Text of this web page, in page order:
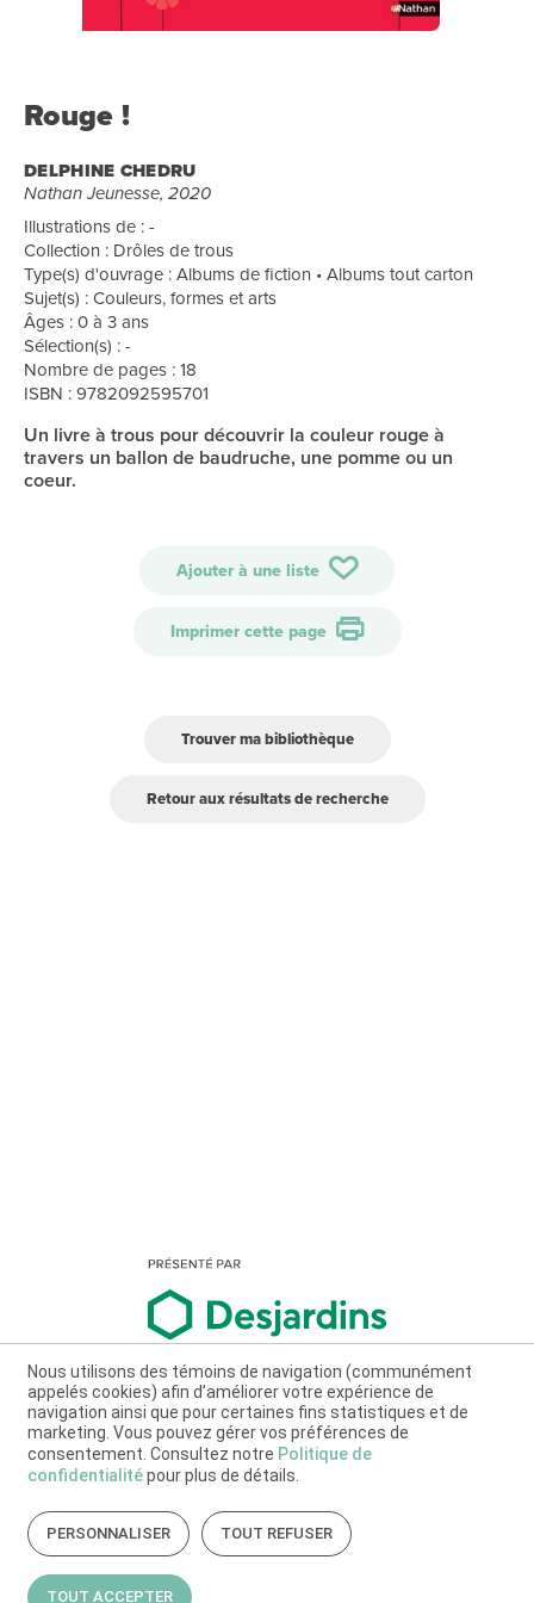
Rouge !
DELPHINE CHEDRU
Nathan Jeunesse, 2020
Illustrations de : -
Collection : Drôles de trous
Type(s) d'ouvrage : Albums de fiction • Albums tout carton
Sujet(s) : Couleurs, formes et arts
Âges : 0 à 3 ans
Sélection(s) : -
Nombre de pages : 18
ISBN : 9782092595701
Un livre à trous pour découvrir la couleur rouge à
travers un ballon de baudruche, une pomme ou un
coeur.
Ajouter à une liste
Imprimer cette page
Trouver ma bibliothèque
Retour aux résultats de recherche
Nous utilisons des témoins de navigation (communément
appelés cookies) afin d’améliorer votre expérience de
navigation ainsi que pour certaines fins statistiques et de
marketing. Vous pouvez gérer vos préférences de
consentement. Consultez notre Politique de
confidentialitépour plus de détails.
PERSONNALISER TOUT REFUSER
TOUT ACCEPTER